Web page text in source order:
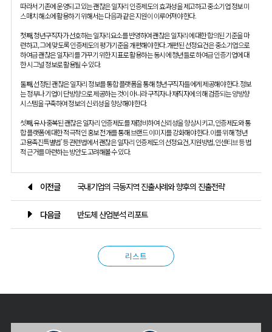
따라서 기존에 운영되고 있는 괜찮은 일자리 인증제도의 효과성을 제고하고 중소기업 정보 미
스매치 해소에 활용하기 위해서는 다음과 같은 지원이 이루어져야 한다.
첫째, 청년구직자가 선호하는 일자리요소를 반영하여 괜찮은 일자리에 대한 합의된 기준을 마
련하고, 그에 맞도록 인증제도의 평가기준을 개편해야 한다. 개편된 선정요건은 중소기업으로
하여금 괜찮은 일자리를 가꾸기 위한 지표로 활용하는 동시에 청년들로 하여금 인증기업에 대
한 시그널 정보로 활용될 수 있다.
둘째, 선정된 괜찮은 일자리 정보를 통합 플랫폼을 통해 청년구직자들에게 제공해야 한다. 정보
는 정부나 기업이 단방향으로 제공하는 것이 아니라 구직자나 재직자에 의해 검증되는 양방향
시스템을 구축하여 정보의 신뢰성을 향상해야 한다.
셋째, 유사·중복된 괜찮은 일자리 인증제도를 재정비하여 신뢰성을 향상시키고, 인증제도와 통
합 플랫폼에 대한 적극적인 홍보 전개를 통해 브랜드 이미지를 강화해야 한다. 이를 위해 ‘청년
고용촉진특별법’ 등 관련법에서 괜찮은 일자리 인증제도의 선정요건, 지원방법, 인센티브 등 법
적 근거를 마련하는 방안도 고려해볼 수 있다.
이전글 국내기업의 극동지역 진출사례와 향후의 진출전략
다음글 반도체 산업분석 리포트
리스트